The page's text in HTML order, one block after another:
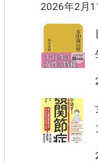
2026年2月